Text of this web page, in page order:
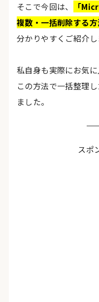
そこで今回は、
「
複数・一括削除する
分かりやすくご紹介し
私自身も実際にお気に
この方法で一括整理
ました。
スポ